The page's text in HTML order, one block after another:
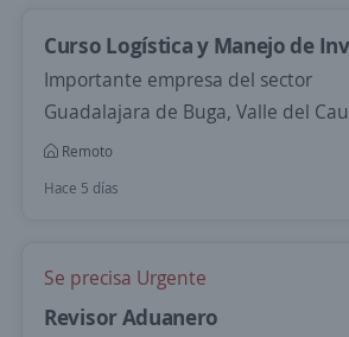
Curso Logística y Manejo de
Importante empresa del sector
Guadalajara de Buga, Valle del
Remoto
Hace 5 días
Se precisa Urgente
Revisor Aduanero